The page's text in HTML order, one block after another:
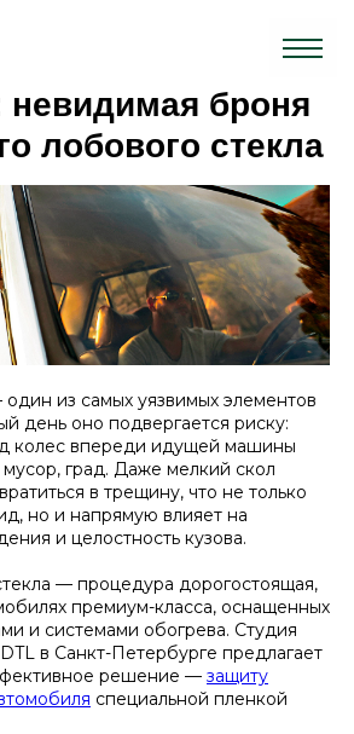
Главная
Услуги
Наши работы
Блог
Где мы
невидимая броня
лобового стекла
из самых уязвимых элементов
день оно подвергается риску:
колес впереди идущей машины
град. Даже мелкий скол
в трещину, что не только
но и напрямую влияет на
и целостность кузова.
— процедура дорогостоящая,
премиум-класса, оснащенных
и системами обогрева. Студия
в Санкт-Петербурге предлагает
решение — защиту
специальной пленкой